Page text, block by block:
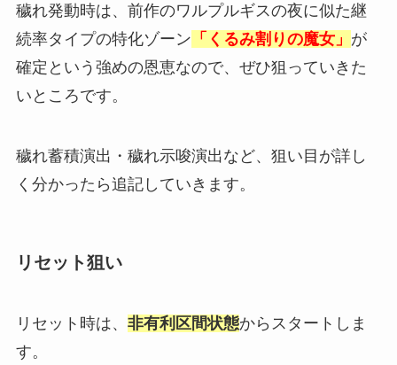
穢れ発動時は、前作のワルプルギスの夜に似た継
続率タイプの特化ゾーン 「くるみ割りの魔女」 が
確定という強めの恩恵なので、ぜひ狙っていきた
いところです。
穢れ蓄積演出・穢れ示唆演出など、狙い目が詳し
く分かったら追記していきます。
リセット狙い
リセット時は、 非有利区間状態からスタートしま
す。